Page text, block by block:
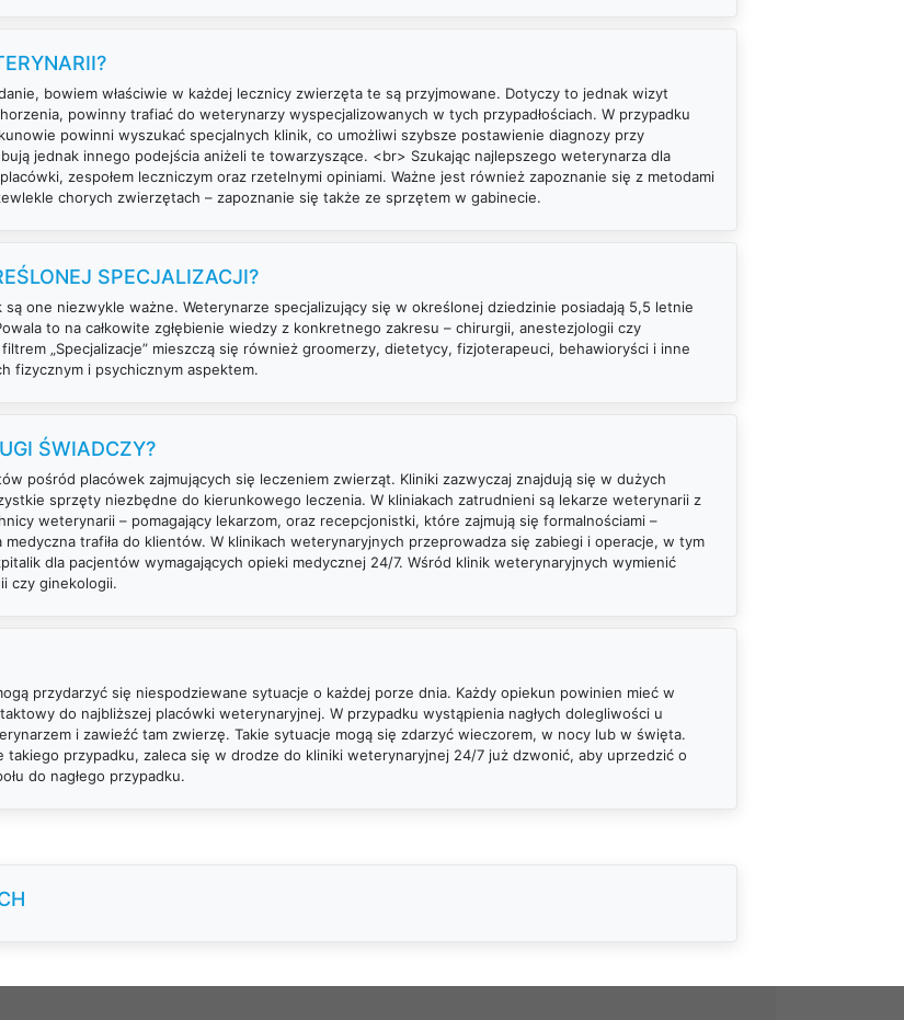
bowiem właściwie w każdej lecznicy zwierzęta te są przyjmowane. Dotyczy to jednak wizyt
powinny trafiać do weterynarzy wyspecjalizowanych w tych przypadłościach. W przypadku
powinni wyszukać specjalnych klinik, co umożliwi szybsze postawienie diagnozy przy
jednak innego podejścia aniżeli te towarzyszące. <br> Szukając najlepszego weterynarza dla
zespołem leczniczym oraz rzetelnymi opiniami. Ważne jest również zapoznanie się z metodami
chorych zwierzętach – zapoznanie się także ze sprzętem w gabinecie.
SPECJALIZACJI?
one niezwykle ważne. Weterynarze specjalizujący się w określonej dziedzinie posiadają 5,5 letnie
to na całkowite zgłębienie wiedzy z konkretnego zakresu – chirurgii, anestezjologii czy
„Specjalizacje” mieszczą się również groomerzy, dietetycy, fizjoterapeuci, behawioryści i inne
fizycznym i psychicznym aspektem.
ŚWIADCZY?
pośród placówek zajmujących się leczeniem zwierząt. Kliniki zazwyczaj znajdują się w dużych
sprzęty niezbędne do kierunkowego leczenia. W kliniakach zatrudnieni są lekarze weterynarii z
weterynarii – pomagający lekarzom, oraz recepcjonistki, które zajmują się formalnościami –
trafiła do klientów. W klinikach weterynaryjnych przeprowadza się zabiegi i operacje, w tym
dla pacjentów wymagających opieki medycznej 24/7. Wśród klinik weterynaryjnych wymienić
czy ginekologii.
przydarzyć się niespodziewane sytuacje o każdej porze dnia. Każdy opiekun powinien mieć w
do najbliższej placówki weterynaryjnej. W przypadku wystąpienia nagłych dolegliwości u
i zawieźć tam zwierzę. Takie sytuacje mogą się zdarzyć wieczorem, w nocy lub w święta.
takiego przypadku, zaleca się w drodze do kliniki weterynaryjnej 24/7 już dzwonić, aby uprzedzić o
do nagłego przypadku.